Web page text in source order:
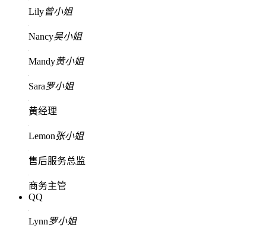
Lily曾小姐
Nancy吴小姐
Mandy黄小姐
Sara罗小姐
黄经理
Lemon张小姐
售后服务总监
商务主管
QQ
Lynn罗小姐